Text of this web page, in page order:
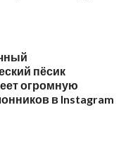
пёсик
огромную
в Instagram